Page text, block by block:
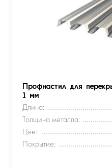
Профнастил для
1 мм
Длина:
Толщина металла:
Цвет:
Покрытие: